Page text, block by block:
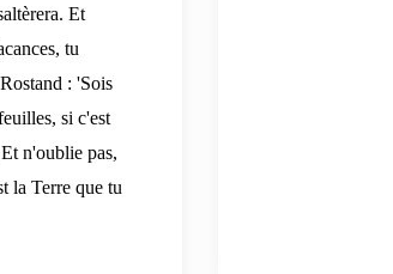
Et
tu
: 'Sois
si c'est
n'oublie pas,
la Terre que tu